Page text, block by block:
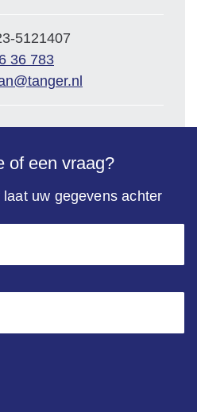
5121407
36 783
of een vraag?
uw gegevens achter